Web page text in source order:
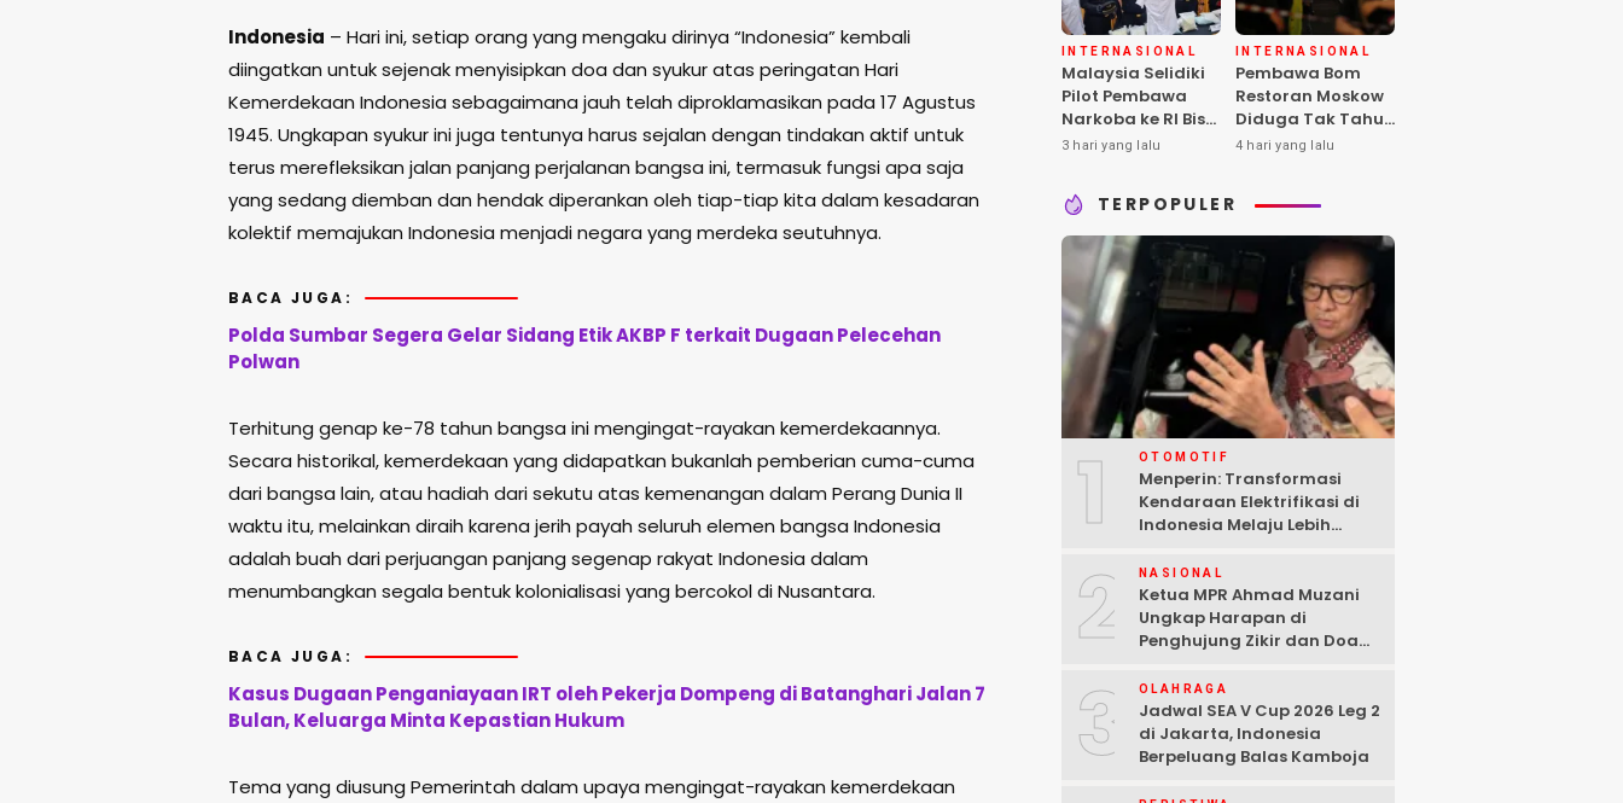
Indonesia – Hari ini, setiap orang yang mengaku dirinya “Indonesia” kembali
diingatkan untuk sejenak menyisipkan doa dan syukur atas peringatan Hari
Kemerdekaan Indonesia sebagaimana jauh telah diproklamasikan pada 17 Agustus
1945. Ungkapan syukur ini juga tentunya harus sejalan dengan tindakan aktif untuk
terus merefleksikan jalan panjang perjalanan bangsa ini, termasuk fungsi apa saja
yang sedang diemban dan hendak diperankan oleh tiap-tiap kita dalam kesadaran
kolektif memajukan Indonesia menjadi negara yang merdeka seutuhnya.
BACA JUGA:
Polda Sumbar Segera Gelar Sidang Etik AKBP F terkait Dugaan Pelecehan
Polwan
Terhitung genap ke-78 tahun bangsa ini mengingat-rayakan kemerdekaannya.
Secara historikal, kemerdekaan yang didapatkan bukanlah pemberian cuma-cuma
dari bangsa lain, atau hadiah dari sekutu atas kemenangan dalam Perang Dunia II
waktu itu, melainkan diraih karena jerih payah seluruh elemen bangsa Indonesia
adalah buah dari perjuangan panjang segenap rakyat Indonesia dalam
menumbangkan segala bentuk kolonialisasi yang bercokol di Nusantara.
BACA JUGA:
Kasus Dugaan Penganiayaan IRT oleh Pekerja Dompeng di Batanghari Jalan 7
Bulan, Keluarga Minta Kepastian Hukum
Tema yang diusung Pemerintah dalam upaya mengingat-rayakan kemerdekaan
INTERNASIONAL
Malaysia Selidiki
Pilot Pembawa
Narkoba ke RI Bisa
Lolos Pemeriksaan
3 hari yang lalu
INTERNASIONAL
Pembawa Bom
Restoran Moskow
Diduga Tak Tahu
Isi Paket, 2 Orang
4 hari yang lalu
TERPOPULER
1 OTOMOTIF
Menperin: Transformasi
Kendaraan Elektrifikasi di
Indonesia Melaju Lebih
2 NASIONAL
Ketua MPR Ahmad Muzani
Ungkap Harapan di
Penghujung Zikir dan Doa
3 OLAHRAGA
Jadwal SEA V Cup 2026 Leg 2
di Jakarta, Indonesia
Berpeluang Balas Kamboja